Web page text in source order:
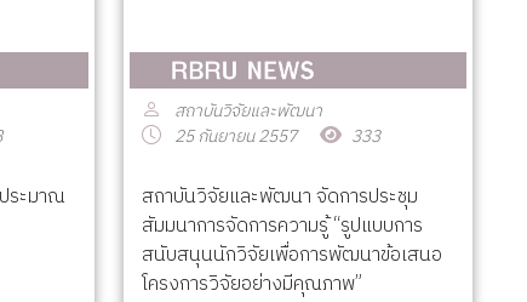
ระมาณ
สถาบันวิจัยและพัฒนา
25 กันยายน 2557
333
สถาบันวิจัยและพัฒนา จัดการประชุม
สัมมนาการจัดการความรู้ “รูปแบบการ
สนับสนุนนักวิจัยเพื่อการพัฒนาข้อเสนอ
โครงการวิจัยอย่างมีคุณภาพ”